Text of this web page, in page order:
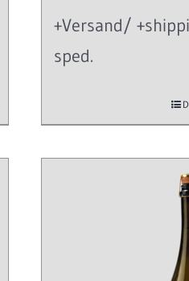
+Versand/
sped.